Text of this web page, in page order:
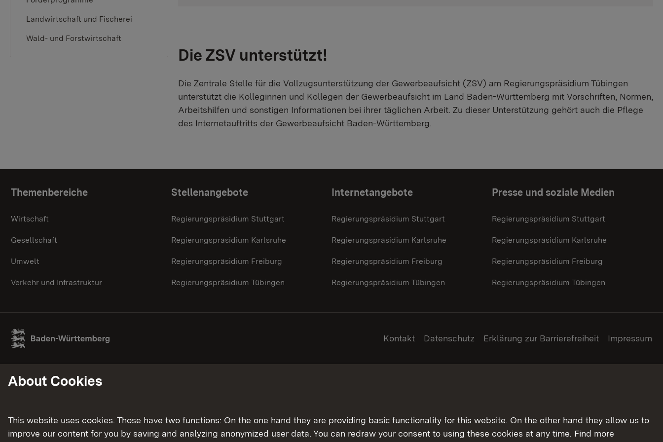
Landwirtschaft und Fischerei
Wald- und Forstwirtschaft
Die ZSV unterstützt!
Die Zentrale Stelle für die Vollzugsunterstützung der Gewerbeaufsicht (ZSV) am Regierungspräsidium Tübingen
unterstützt die Kolleginnen und Kollegen der Gewerbeaufsicht im Land Baden-Württemberg mit Vorschriften, Normen,
Arbeitshilfen und sonstigen Informationen bei ihrer täglichen Arbeit. Zu dieser Unterstützung gehört auch die Pflege
des Internetauftritts der Gewerbeaufsicht Baden-Württemberg.
Topic overview
Themenbereiche
Wirtschaft
Gesellschaft
Umwelt
Verkehr und Infrastruktur
Stellenangebote
Regierungspräsidium Stuttgart
Regierungspräsidium Karlsruhe
Regierungspräsidium Freiburg
Regierungspräsidium Tübingen
Internetangebote
Regierungspräsidium Stuttgart
Regierungspräsidium Karlsruhe
Regierungspräsidium Freiburg
Regierungspräsidium Tübingen
Presse und soziale Medien
Regierungspräsidium Stuttgart
Regierungspräsidium Karlsruhe
Regierungspräsidium Freiburg
Regierungspräsidium Tübingen
Kontakt Datenschutz Erklärung zur Barrierefreiheit Impressum
About Cookies
This website uses cookies. Those have two functions: On the one hand they are providing basic functionality for this website. On the other hand they allow us to
improve our content for you by saving and analyzing anonymized user data. You can redraw your consent to using these cookies at any time. Find more